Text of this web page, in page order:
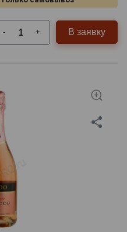
- + В заявку